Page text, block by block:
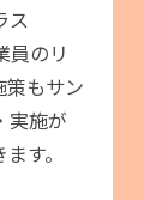
ス
員のリ
策もサン
実施が
す。